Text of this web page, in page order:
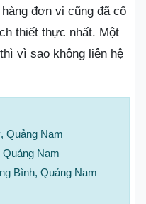
đơn vị cũng đã cố
thiết thực nhất. Một
vì sao không liên hệ
Quảng Nam
Nam
Bình, Quảng Nam